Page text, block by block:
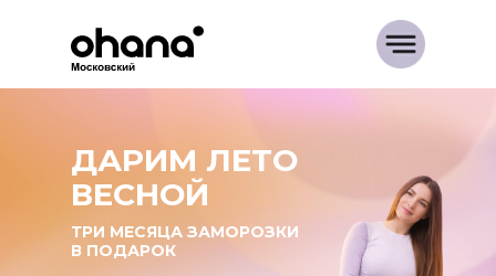
ТРИ МЕСЯЦА ЗАМОРОЗКИ
В ПОДАРОК
ДАРИМ ЛЕТО
ВЕСНОЙ